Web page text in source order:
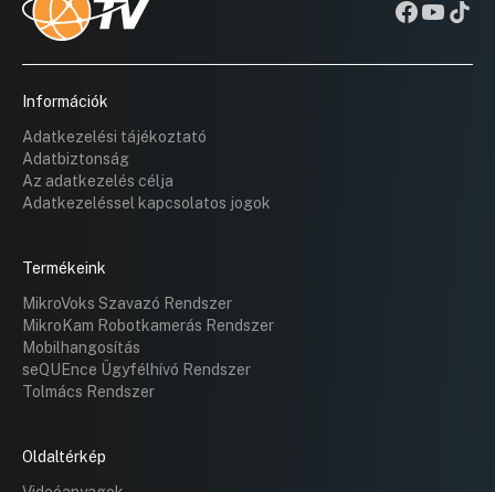
Információk
Adatkezelési tájékoztató
Adatbiztonság
Az adatkezelés célja
Adatkezeléssel kapcsolatos jogok
Termékeink
MikroVoks Szavazó Rendszer
MikroKam Robotkamerás Rendszer
Mobilhangosítás
seQUEnce Ügyfélhívó Rendszer
Tolmács Rendszer
Oldaltérkép